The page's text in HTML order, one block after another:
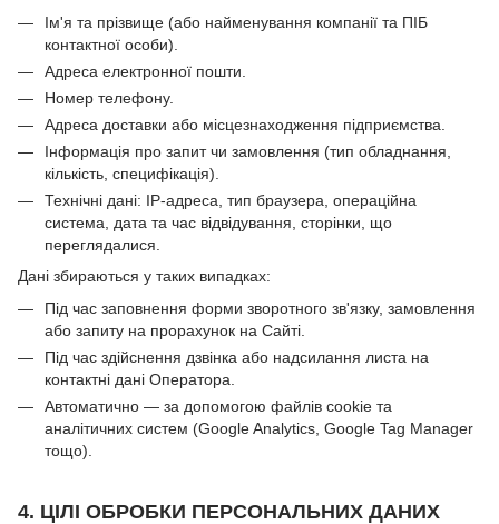
Ім'я та прізвище (або найменування компанії та ПІБ
контактної особи).
Адреса електронної пошти.
Номер телефону.
Адреса доставки або місцезнаходження підприємства.
Інформація про запит чи замовлення (тип обладнання,
кількість, специфікація).
Технічні дані: IP-адреса, тип браузера, операційна
система, дата та час відвідування, сторінки, що
переглядалися.
Дані збираються у таких випадках:
Під час заповнення форми зворотного зв'язку, замовлення
або запиту на прорахунок на Сайті.
Під час здійснення дзвінка або надсилання листа на
контактні дані Оператора.
Автоматично — за допомогою файлів cookie та
аналітичних систем (Google Analytics, Google Tag Manager
тощо).
4. ЦІЛІ ОБРОБКИ ПЕРСОНАЛЬНИХ ДАНИХ